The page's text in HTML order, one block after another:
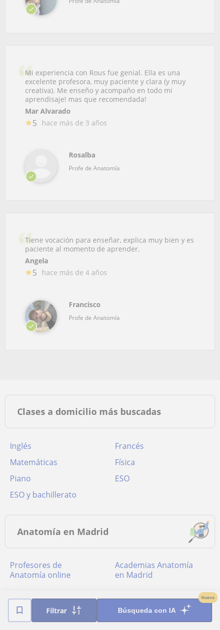
Filtrar Búsqueda con IA
Nuevo
Mi experiencia con Rous fue genial. Ella es una
excelente profesora, muy paciente y clara (y muy
creativa). Me enseño y acompaño en todo mi
aprendisaje! mas que recomendada!
Mar Alvarado
5 hace más de 3 años
Rosalba
Profe de Anatomía
Tiene vocación para enseñar, explica muy bien y es
paciente al momento de aprender.
Angela
5 hace más de 4 años
Francisco
Profe de Anatomía
Clases a domicilio más buscadas
Inglés
Francés
Matemáticas
Física
Piano
ESO
ESO y bachillerato
Anatomía en Madrid
Profesores de
Anatomía online
academias Anatomía
en Madrid
Principales localidades